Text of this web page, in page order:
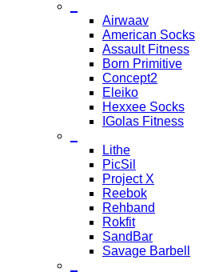
Airwaav
American Socks
Assault Fitness
Born Primitive
Concept2
Eleiko
Hexxee Socks
IGolas Fitness
Lithe
PicSil
Project X
Reebok
Rehband
Rokfit
SandBar
Savage Barbell